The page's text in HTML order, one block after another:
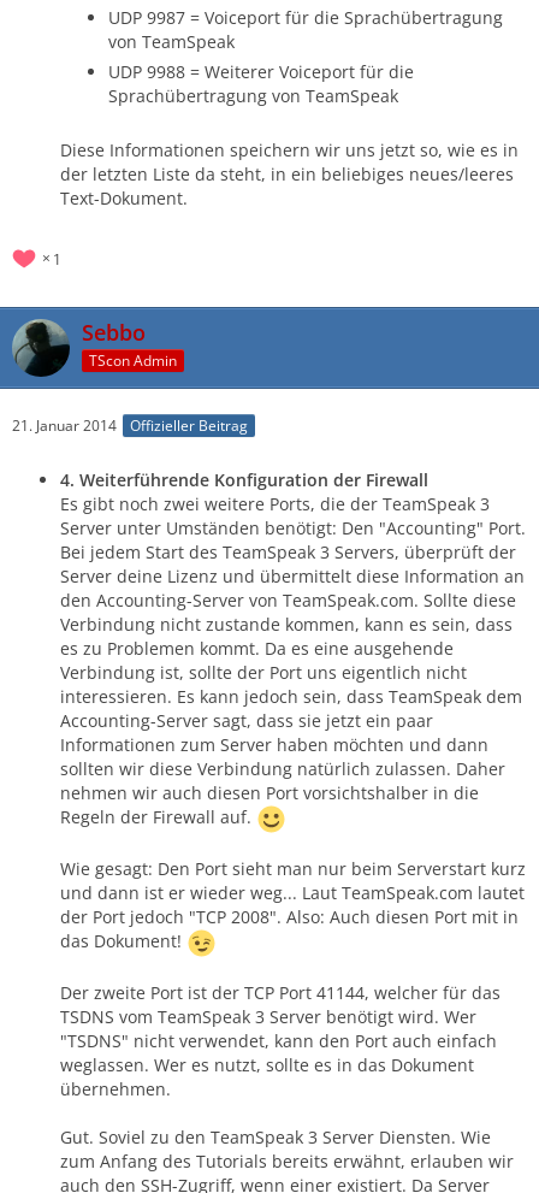
UDP 9987 = Voiceport für die Sprachübertragung
von TeamSpeak
UDP 9988 = Weiterer Voiceport für die
Sprachübertragung von TeamSpeak
Diese Informationen speichern wir uns jetzt so, wie es in
der letzten Liste da steht, in ein beliebiges neues/leeres
Text-Dokument.
1
Sebbo
TScon Admin
21. Januar 2014 Offizieller Beitrag
4. Weiterführende Konfiguration der Firewall
Es gibt noch zwei weitere Ports, die der TeamSpeak 3
Server unter Umständen benötigt: Den "Accounting" Port.
Bei jedem Start des TeamSpeak 3 Servers, überprüft der
Server deine Lizenz und übermittelt diese Information an
den Accounting-Server von TeamSpeak.com. Sollte diese
Verbindung nicht zustande kommen, kann es sein, dass
es zu Problemen kommt. Da es eine ausgehende
Verbindung ist, sollte der Port uns eigentlich nicht
interessieren. Es kann jedoch sein, dass TeamSpeak dem
Accounting-Server sagt, dass sie jetzt ein paar
Informationen zum Server haben möchten und dann
sollten wir diese Verbindung natürlich zulassen. Daher
nehmen wir auch diesen Port vorsichtshalber in die
Regeln der Firewall auf.
Wie gesagt: Den Port sieht man nur beim Serverstart kurz
und dann ist er wieder weg... Laut TeamSpeak.com lautet
der Port jedoch "TCP 2008". Also: Auch diesen Port mit in
das Dokument!
Der zweite Port ist der TCP Port 41144, welcher für das
TSDNS vom TeamSpeak 3 Server benötigt wird. Wer
"TSDNS" nicht verwendet, kann den Port auch einfach
weglassen. Wer es nutzt, sollte es in das Dokument
übernehmen.
Gut. Soviel zu den TeamSpeak 3 Server Diensten. Wie
zum Anfang des Tutorials bereits erwähnt, erlauben wir
auch den SSH-Zugriff, wenn einer existiert. Da Server